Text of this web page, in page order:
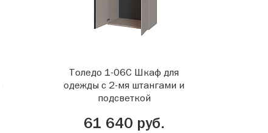
Толедо 1-06С Шкаф для
одежды с 2-мя штангами и
подсветкой
61 640 руб.